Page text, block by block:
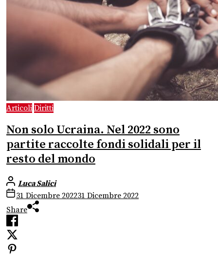
Articoli Diritti
Non solo Ucraina. Nel 2022 sono
partite raccolte fondi solidali per il
resto del mondo
Luca Salici
31 Dicembre 202231 Dicembre 2022
Share